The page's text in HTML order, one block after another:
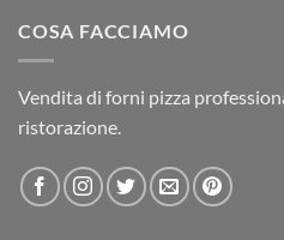
COSA FACCIAMO
Vendita di forni pizza
ristorazione.